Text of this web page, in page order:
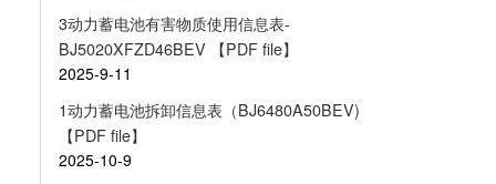
3动力蓄电池有害物质使用信息表-
BJ5020XFZD46BEV 【PDF file】
2025-9-11
1动力蓄电池拆卸信息表（BJ6480A50BEV)
【PDF file】
2025-10-9